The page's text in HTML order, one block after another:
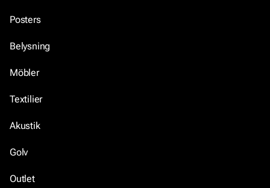
Posters
Belysning
Möbler
Textilier
Akustik
Golv
Outlet